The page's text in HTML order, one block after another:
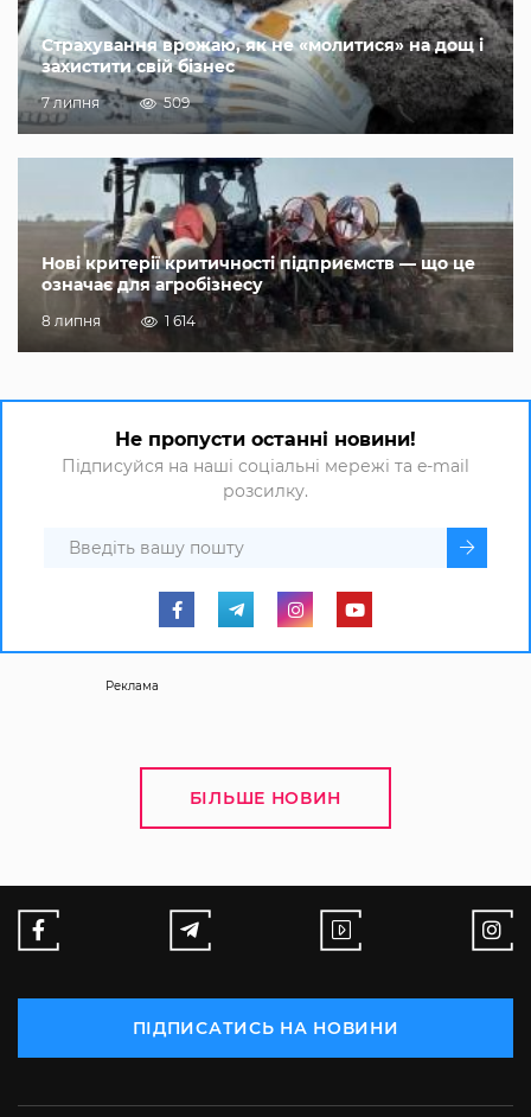
Страхування врожаю, як не «молитися» на дощ і
захистити свій бізнес
7 липня 509
Нові критерії критичності підприємств — що це
означає для агробізнесу
8 липня 1 614
Не пропусти останні новини!
Підписуйся на наші соціальні мережі та e-mail
розсилку.
Реклама
БІЛЬШЕ НОВИН
ПІДПИСАТИСЬ НА НОВИНИ